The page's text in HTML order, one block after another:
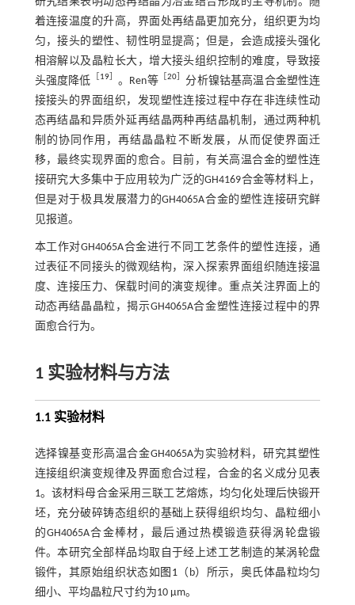
着连接温度的升高，界面处再结晶更加充分，组织更为均
匀，接头的塑性、韧性明显提高；但是，会造成接头强化
相溶解以及晶粒长大，增大接头组织控制的难度，导致接
头强度降低 ［19］ 。Ren等［20］分析镍钴基高温合金塑性连
接接头的界面组织，发现塑性连接过程中存在非连续性动
态再结晶和异质外延再结晶两种再结晶机制，通过两种机
制的协同作用，再结晶晶粒不断发展，从而促使界面迁
移，最终实现界面的愈合。目前，有关高温合金的塑性连
接研究大多集中于应用较为广泛的GH4169合金等材料上，
但是对于极具发展潜力的GH4065A合金的塑性连接研究鲜
见报道。
本工作对GH4065A合金进行不同工艺条件的塑性连接，通
过表征不同接头的微观结构，深入探索界面组织随连接温
度、连接压力、保载时间的演变规律。重点关注界面上的
动态再结晶晶粒，揭示GH4065A合金塑性连接过程中的界
面愈合行为。
1 实验材料与方法
1.1 实验材料
选择镍基变形高温合金GH4065A为实验材料，研究其塑性
连接组织演变规律及界面愈合过程，合金的名义成分见表
1。该材料母合金采用三联工艺熔炼，均匀化处理后快锻开
坯，充分破碎铸态组织的基础上获得组织均匀、晶粒细小
的GH4065A合金棒材，最后通过热模锻造获得涡轮盘锻
件。本研究全部样品均取自于经上述工艺制造的某涡轮盘
锻件，其原始组织状态如 图1（b）所示，奥氏体晶粒均匀
细小、平均晶粒尺寸约为10 μm。